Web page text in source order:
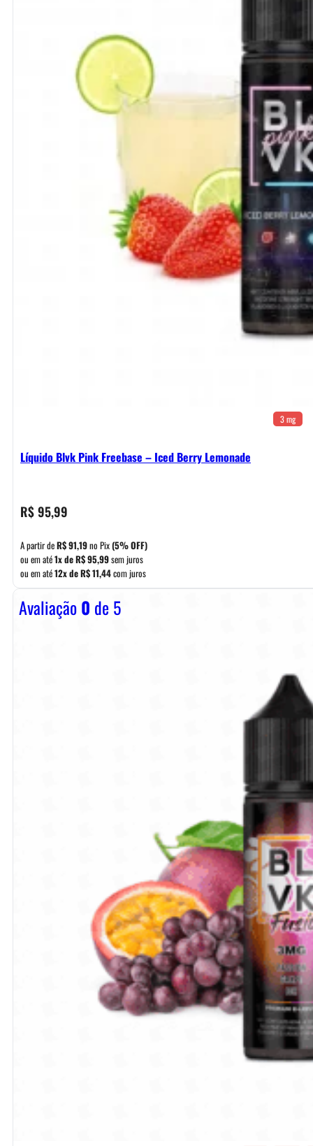
3 mg
Líquido Blvk Pink Freebase – Iced Berry Lemonade
R$95,99
A partir deR$91,19no Pix(5% OFF)
ou em até1x deR$95,99sem juros
ou em até12x deR$11,44com juros
Avaliação0 de 5